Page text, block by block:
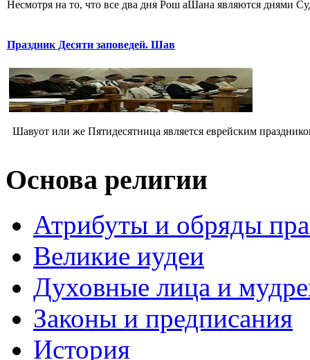
Несмотря на то, что все два дня Рош аШана являются днями
Праздник Десяти заповедей. Шав
Шавуот или же Пятидесятница является еврейским
Основа религии
Атрибуты и обряды
Великие иудеи
Духовные лица и
Законы и предписания
История